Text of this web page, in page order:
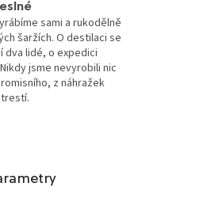
sami a rukodělně
šaržích. O destilaci se
dva lidé, o expedici
jsme nevyrobili nic
z náhražek